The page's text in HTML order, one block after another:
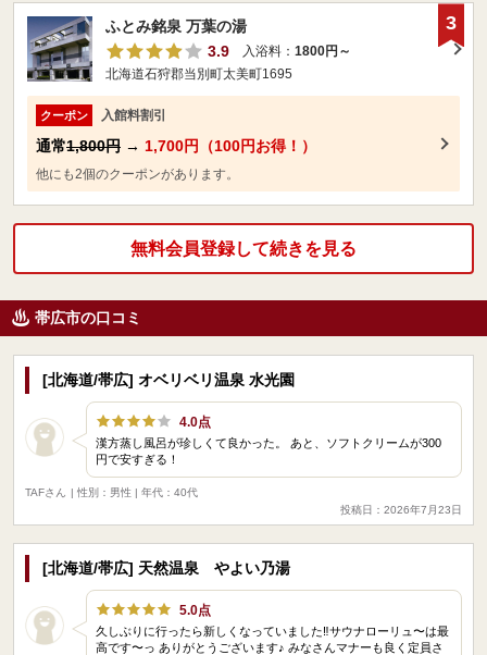
ふとみ銘泉 万葉の湯
3.9
入浴料： 1800円～
北海道石狩郡当別町太美町1695
クーポン 入館料割引
通常1,800円 → 1,700円（100円お得！）
他にも2個のクーポンがあります。
3
無料会員登録して続きを見る
帯広市の口コミ
[北海道/帯広] オベリベリ温泉 水光園
4.0点
漢方蒸し風呂が珍しくて良かった。 あと、ソフトクリームが300
円で安すぎる！
TAFさん
| 性別：男性 | 年代：40代
投稿日：2026年7月23日
[北海道/帯広] 天然温泉 やよい乃湯
5.0点
久しぶりに行ったら新しくなっていました‼️サウナローリュ〜は最
高です〜っ ありがとうございます♪ みなさんマナーも良く定員さ